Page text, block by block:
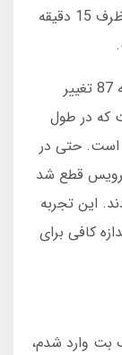
این یعنی هرگاه آدرس اصلی بسته می شد، ظرف 15 دقیقه
بر اساس آمار مارس 2025، این پلتفرم سالانه 87 تغییر
که در طول
است. حتی در
تنها 30 دقیقه سرویس قطع شد
این تجربه
کافی برای
بت وارد شدم،